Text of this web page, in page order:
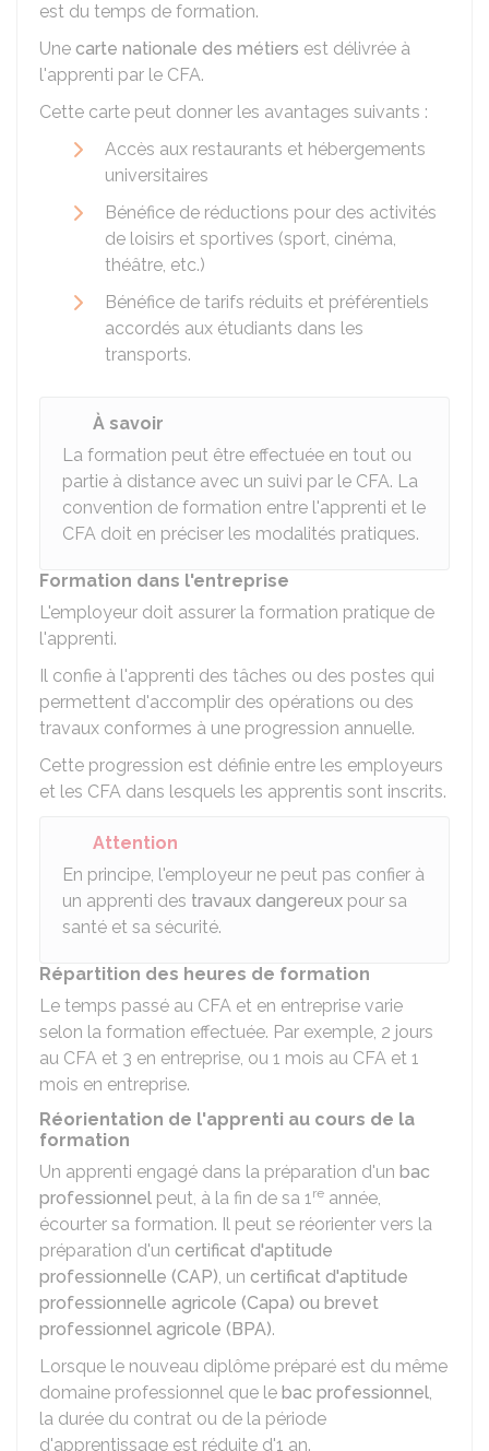
est du temps de formation.
Une carte nationale des métiers est délivrée à
l'apprenti par le CFA.
Cette carte peut donner les avantages suivants :
Accès aux restaurants et hébergements
universitaires
Bénéfice de réductions pour des activités
de loisirs et sportives (sport, cinéma,
théâtre, etc.)
Bénéfice de tarifs réduits et préférentiels
accordés aux étudiants dans les
transports.
À savoir
La formation peut être effectuée en tout ou
partie à distance avec un suivi par le CFA. La
convention de formation entre l'apprenti et le
CFA doit en préciser les modalités pratiques.
Formation dans l'entreprise
L'employeur doit assurer la formation pratique de
l'apprenti.
Il confie à l'apprenti des tâches ou des postes qui
permettent d'accomplir des opérations ou des
travaux conformes à une progression annuelle.
Cette progression est définie entre les employeurs
et les CFA dans lesquels les apprentis sont inscrits.
Attention
En principe, l'employeur ne peut pas confier à
un apprenti des travaux dangereux pour sa
santé et sa sécurité.
Répartition des heures de formation
Le temps passé au CFA et en entreprise varie
selon la formation effectuée. Par exemple, 2 jours
au CFA et 3 en entreprise, ou 1 mois au CFA et 1
mois en entreprise.
Réorientation de l'apprenti au cours de la
formation
Un apprenti engagé dans la préparation d'un bac
professionnel peut, à la fin de sa 1re année,
écourter sa formation. Il peut se réorienter vers la
préparation d'un certificat d'aptitude
professionnelle (CAP), un certificat d'aptitude
professionnelle agricole (Capa) ou brevet
professionnel agricole (BPA).
Lorsque le nouveau diplôme préparé est du même
domaine professionnel que le bac professionnel,
la durée du contrat ou de la période
d'apprentissage est réduite d'1 an.